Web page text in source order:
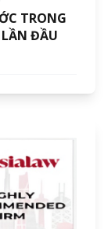
TRONG
ĐẦU